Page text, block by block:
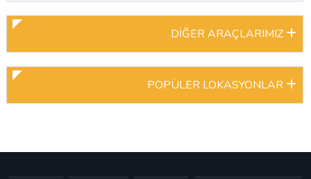
DİĞER ARAÇLARIMIZ
POPÜLER LOKASYONLAR